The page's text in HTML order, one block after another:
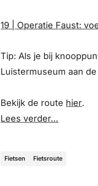
19 | Operatie Faust:
Tip: Als je bij
Luistermuseum aan
Bekijk de route hier.
Lees verder…
Fietsen Fietsroute